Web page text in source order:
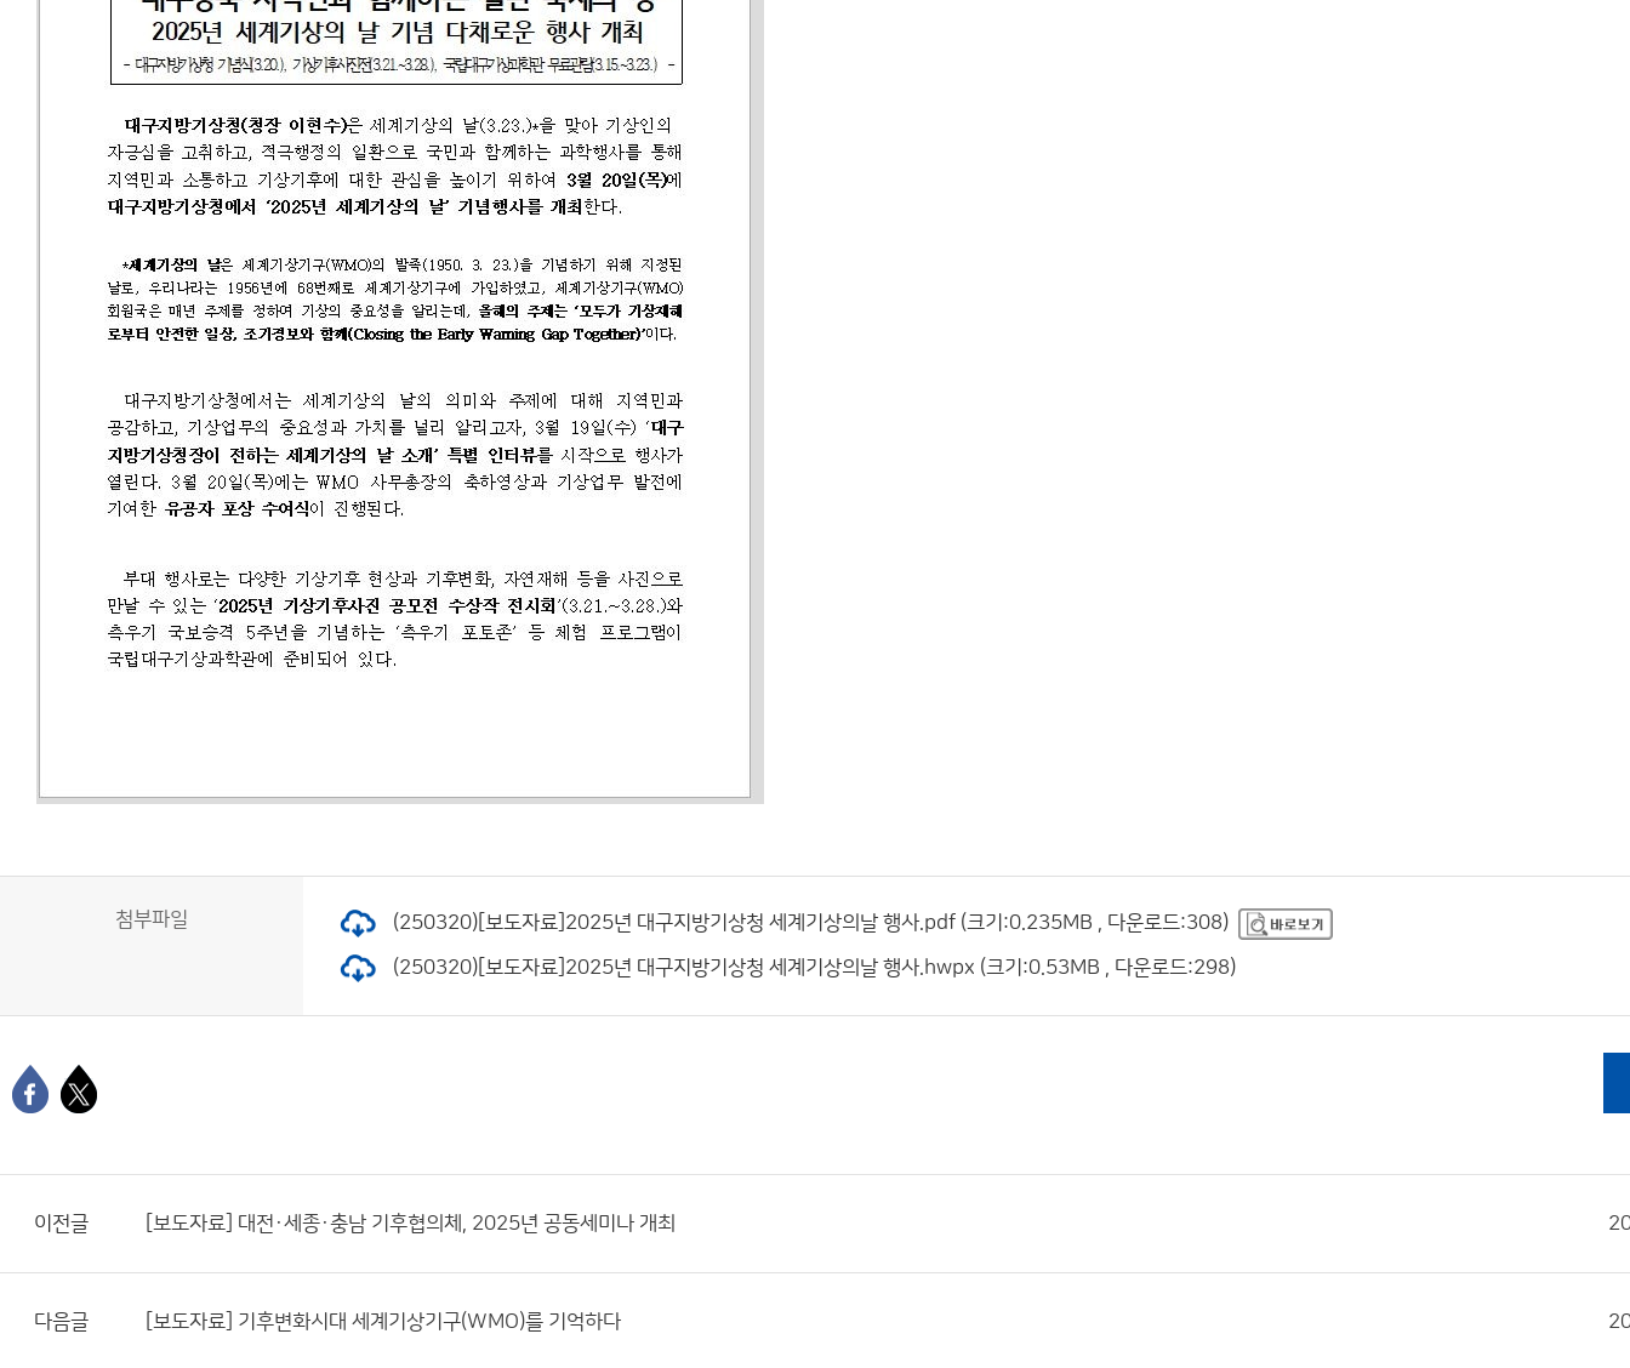
첨부파일 (250320)[보도자료]2025년 대구지방기상청 세계기상의날 행사.pdf (크기:0.235MB , 다운로드:308)
(250320)[보도자료]2025년 대구지방기상청 세계기상의날 행사.hwpx (크기:0.53MB , 다운로드:298)
이전글 [보도자료] 대전·세종·충남 기후협의체, 2025년 공동세미나 개최
다음글 [보도자료] 기후변화시대 세계기상기구(WMO)를 기억하다